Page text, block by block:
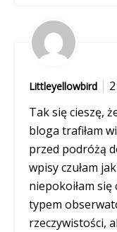
Littleyellowbird
Tak się cieszę,
bloga trafiłam
przed podróżą
wpisy czułam
niepokoiłam
typem
rzeczywistości,